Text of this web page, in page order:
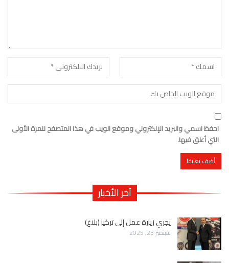
احفظ اسمي والبريد الإلكتروني وموقع الويب في هذا المتصفح للمرة الأولى
التي أعلق فيها.
آخر الأخبار
يجري زيارة عمل إلى تركيا (بلاغ)
سبتمبر 23, 2025